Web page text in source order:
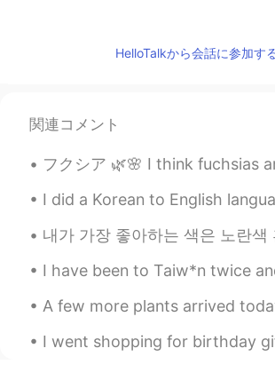
KR
KR
@Ssoila.Kim아직 어떻게 나
KR JP
😁👍 시는 수수깨끼에요. 시
EN KR
HelloTalkから会話に参加す
関連コメント
フクシア 🌿🌸 I think fuchsias are absolutely gorgeous and unique. I want to
I did a Korean to English language exchange group meet up today 🇰🇷🇺🇸😁
내가 가장 좋아하는 색은 노란색 흔한 favorite color는 아니죠 ㅋㅋㅋ 무지개 중에 제일 인기 없는 색깔
I have been to Taiw*n twice and I am hoping to return again. The
A few more plants arrived today. I still have 10 more coming! I'm really
I went shopping for birthday gifts and made food again today 😁 How did